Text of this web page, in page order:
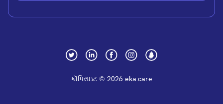
કૉપિરાઇટ © 2026 eka.care